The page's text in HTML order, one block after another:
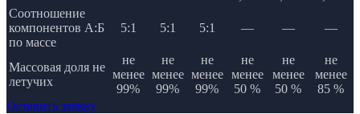
Соотношение
компонентов А:Б
по массе
5:1 5:1 5:1 — — —
Массовая доля не
летучих
не
менее
99%
не
менее
99%
не
менее
99%
не
менее
50 %
не
менее
50 %
не
менее
85 %
Оставить заявку